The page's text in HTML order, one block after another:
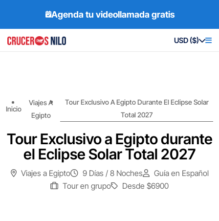
Agenda tu videollamada gratis
USD ($)
Inicio
Viajes A
Egipto
Tour Exclusivo A Egipto Durante El Eclipse Solar
Total 2027
Tour Exclusivo a Egipto durante
el Eclipse Solar Total 2027
Viajes a Egipto 9 Días / 8 Noches
Guía en Español
Tour en grupo
Desde $6900